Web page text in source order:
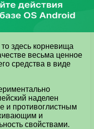
здесь корневища
весьма ценное
средства в виде
наделен
противоглистным
и
свойствами.